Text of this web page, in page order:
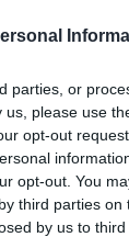
parties, or
please use
opt-out
opt-out. You
third parties on
by us to
is